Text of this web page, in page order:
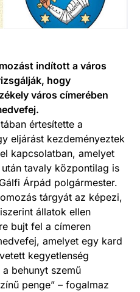
indított a város
hogy
város címerében
értesítette a
eljárást kezdeményeztek
kapcsolatban, amelyet
tavaly központilag is
Árpád polgármester.
tárgyát az képezi,
állatok ellen
bujt fel a címeren
amelyet egy kard
kegyetlenség
behunyt szemű
penge” – fogalmaz